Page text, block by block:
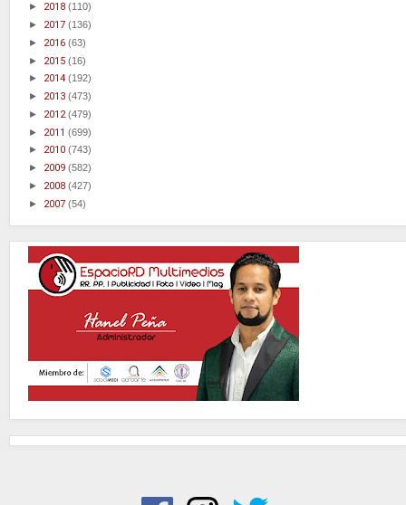
► 2018 (110)
► 2017 (136)
► 2016 (63)
► 2015 (16)
► 2014 (192)
► 2013 (473)
► 2012(479)
► 2011 (699)
► 2010 (743)
► 2009 (582)
► 2008 (427)
► 2007 (54)